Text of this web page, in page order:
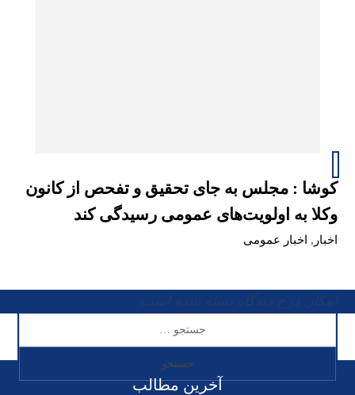
کوشا : مجلس به جای تحقیق و تفحص از کانون‌
وکلا به اولویت‌های عمومی رسیدگی کند
اخبار , اخبار عمومی
آخرین مطالب